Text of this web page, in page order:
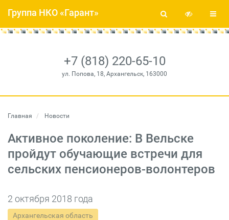
+7 (818) 220-65-10
ул. Попова, 18, Архангельск, 163000
Группа НКО «Гарант»
Главная Новости
Активное поколение: В Вельске
пройдут обучающие встречи для
сельских пенсионеров-волонтеров
2 октября 2018 года
Архангельская область